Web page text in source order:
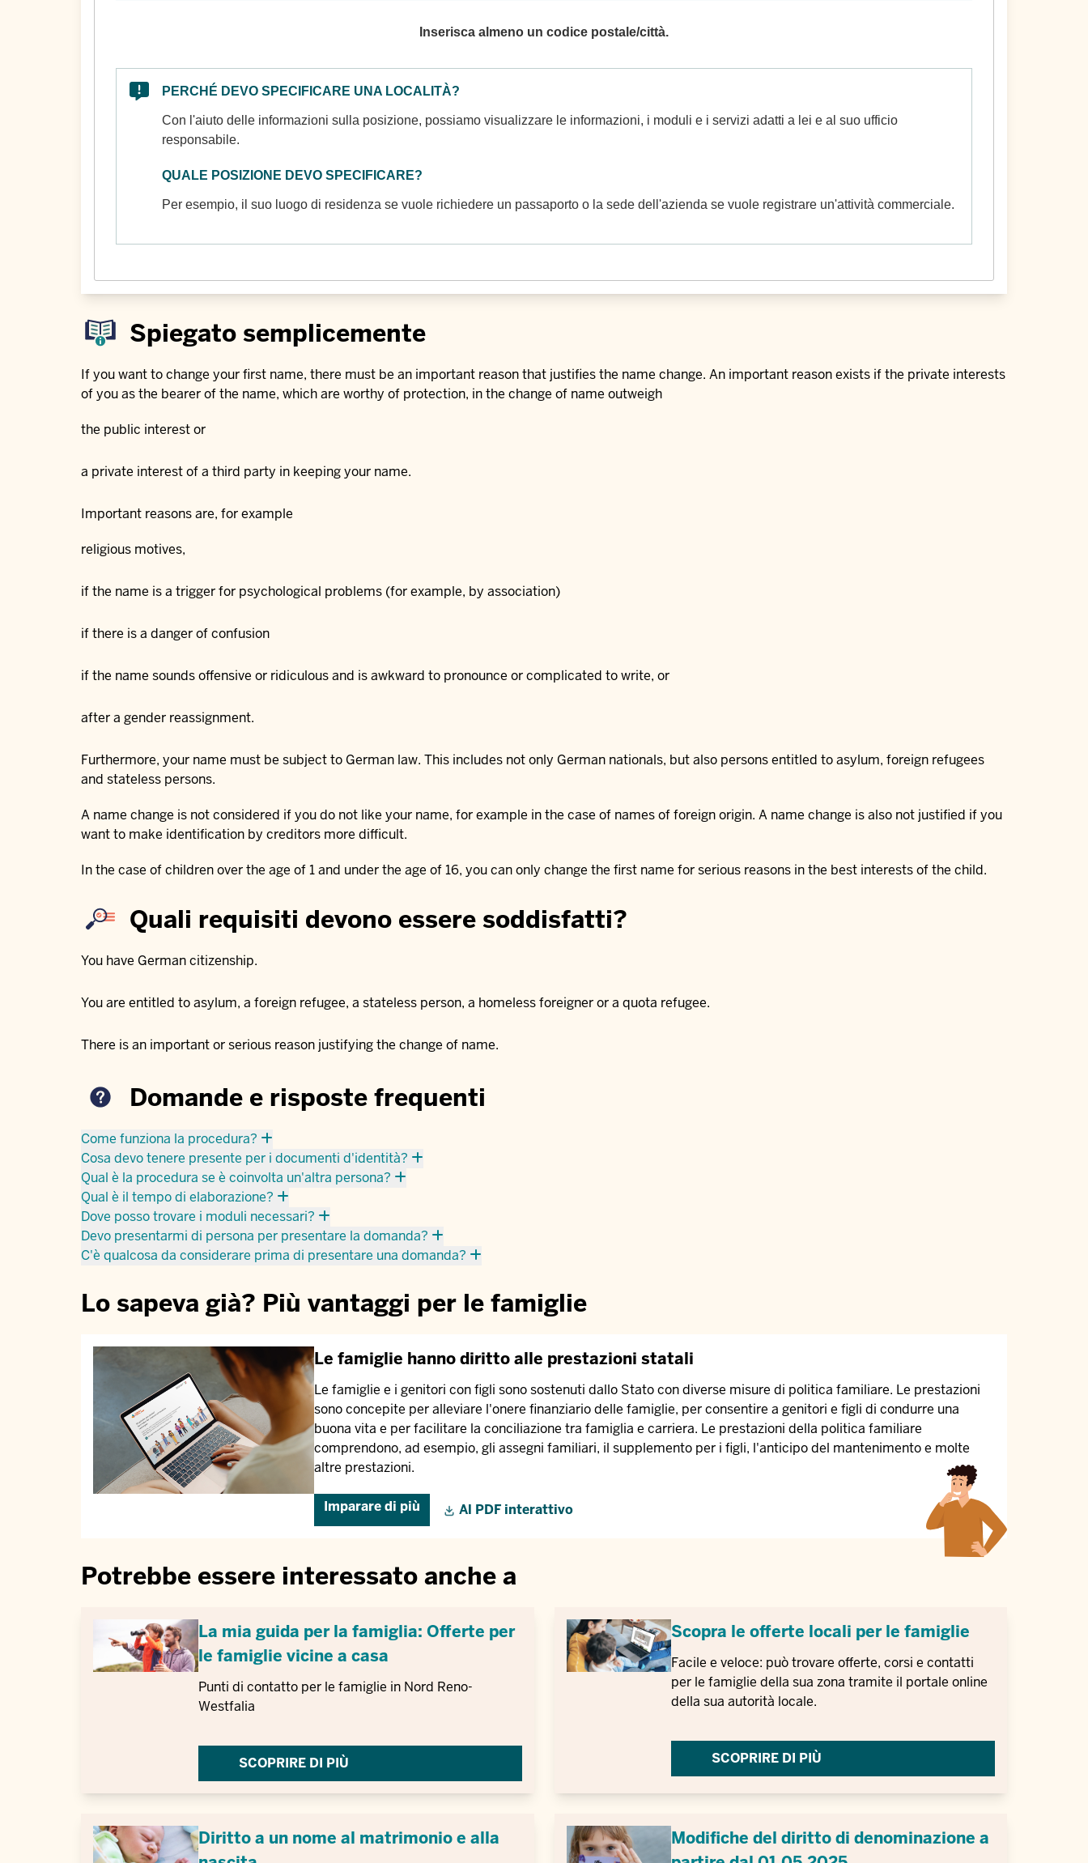
Inserisca almeno un codice postale/città.
PERCHÉ DEVO SPECIFICARE UNA LOCALITÀ?
Con l'aiuto delle informazioni sulla posizione, possiamo visualizzare le informazioni, i moduli e i servizi adatti a lei e al suo ufficio
responsabile.
QUALE POSIZIONE DEVO SPECIFICARE?
Per esempio, il suo luogo di residenza se vuole richiedere un passaporto o la sede dell'azienda se vuole registrare un'attività commerciale.
Spiegato semplicemente
If you want to change your first name, there must be an important reason that justifies the name change. An important reason exists if the private interests
of you as the bearer of the name, which are worthy of protection, in the change of name outweigh
the public interest or
a private interest of a third party in keeping your name.
Important reasons are, for example
religious motives,
if the name is a trigger for psychological problems (for example, by association)
if there is a danger of confusion
if the name sounds offensive or ridiculous and is awkward to pronounce or complicated to write, or
after a gender reassignment.
Furthermore, your name must be subject to German law. This includes not only German nationals, but also persons entitled to asylum, foreign refugees
and stateless persons.
A name change is not considered if you do not like your name, for example in the case of names of foreign origin. A name change is also not justified if you
want to make identification by creditors more difficult.
In the case of children over the age of 1 and under the age of 16, you can only change the first name for serious reasons in the best interests of the child.
Quali requisiti devono essere soddisfatti?
You have German citizenship.
You are entitled to asylum, a foreign refugee, a stateless person, a homeless foreigner or a quota refugee.
There is an important or serious reason justifying the change of name.
Domande e risposte frequenti
Come funziona la procedura?
Cosa devo tenere presente per i documenti d'identità?
Qual è la procedura se è coinvolta un'altra persona?
Qual è il tempo di elaborazione?
Dove posso trovare i moduli necessari?
Devo presentarmi di persona per presentare la domanda?
C'è qualcosa da considerare prima di presentare una domanda?
Lo sapeva già? Più vantaggi per le famiglie
Le famiglie hanno diritto alle prestazioni statali
Le famiglie e i genitori con figli sono sostenuti dallo Stato con diverse misure di politica familiare. Le prestazioni
sono concepite per alleviare l'onere finanziario delle famiglie, per consentire a genitori e figli di condurre una
buona vita e per facilitare la conciliazione tra famiglia e carriera. Le prestazioni della politica familiare
comprendono, ad esempio, gli assegni familiari, il supplemento per i figli, l'anticipo del mantenimento e molte
altre prestazioni.
Imparare di più Al PDF interattivo
Potrebbe essere interessato anche a
La mia guida per la famiglia: Offerte per
le famiglie vicine a casa
Punti di contatto per le famiglie in Nord Reno-
Westfalia
SCOPRIRE DI PIÙ
Scopra le offerte locali per le famiglie
Facile e veloce: può trovare offerte, corsi e contatti
per le famiglie della sua zona tramite il portale online
della sua autorità locale.
SCOPRIRE DI PIÙ
Diritto a un nome al matrimonio e alla
Modifiche del diritto di denominazione a